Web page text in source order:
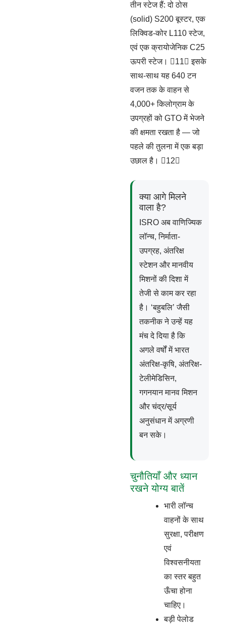
तीन स्टेज हैं: दो ठोस
(solid) S200 बूस्टर, एक
लिक्विड-कोर L110 स्टेज,
एवं एक क्रायोजेनिक C25
ऊपरी स्टेज। 11 इसके
साथ-साथ यह 640 टन
वजन तक के वाहन से
4,000+ किलोग्राम के
उपग्रहों को GTO में भेजने
की क्षमता रखता है — जो
पहले की तुलना में एक बड़ा
उछाल है। 12
क्या आगे मिलने
वाला है?
ISRO अब वाणिज्यिक
लॉन्च, निर्माता-
उपग्रह, अंतरिक्ष
स्टेशन और मानवीय
मिशनों की दिशा में
तेजी से काम कर रहा
है। ‘बहुबलि’ जैसी
तकनीक ने उन्हें यह
मंच दे दिया है कि
अगले वर्षों में भारत
अंतरिक्ष-कृषि, अंतरिक्ष-
टेलीमेडिसिन,
गगनयान मानव मिशन
और चंद्र/सूर्य
अनुसंधान में अग्रणी
बन सके।
चुनौतियाँ और ध्यान
रखने योग्य बातें
भारी लॉन्च
वाहनों के साथ
सुरक्षा, परीक्षण
एवं
विश्वसनीयता
का स्तर बहुत
ऊँचा होना
चाहिए।
बड़ी पेलोड